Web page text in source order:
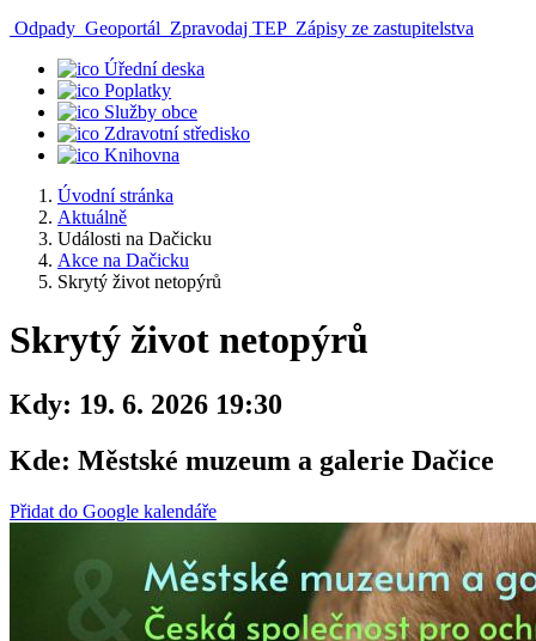
Odpady Geoportál Zpravodaj TEP Zápisy ze zastupitelstva
Úřední deska
Poplatky
Služby obce
Zdravotní středisko
Knihovna
Úvodní stránka
Aktuálně
Události na Dačicku
Akce na Dačicku
Skrytý život netopýrů
Skrytý život netopýrů
Kdy: 19. 6. 2026 19:30
Kde: Městské muzeum a galerie Dačice
Přidat do Google kalendáře